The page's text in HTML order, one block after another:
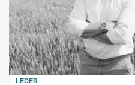
LEDER